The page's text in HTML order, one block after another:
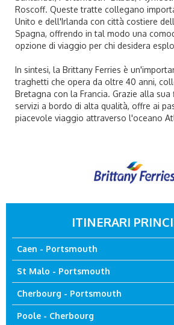
Roscoff. Queste tratte collegano
Unito e dell'Irlanda con città costiere
Spagna, offrendo in tal modo una
opzione di viaggio per chi desidera
In sintesi, la Brittany Ferries è
traghetti che opera da oltre 40 anni,
Bretagna con la Francia. Grazie alla
servizi a bordo di alta qualità, offre ai
piacevole viaggio attraverso l'oceano
ITINERARI
Caen - Portsmouth
St Malo - Portsmouth
Cherbourg - Portsmouth
Poole - Cherbourg